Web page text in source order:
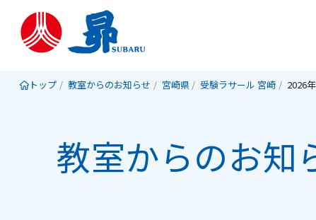
トップ 教室からのお知らせ 宮崎県 受験ラサール 宮崎
教室からのお知